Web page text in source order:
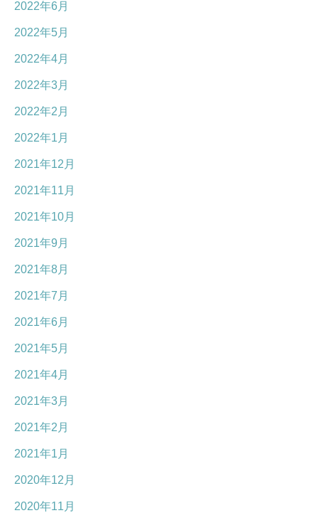
2022年6月
2022年5月
2022年4月
2022年3月
2022年2月
2022年1月
2021年12月
2021年11月
2021年10月
2021年9月
2021年8月
2021年7月
2021年6月
2021年5月
2021年4月
2021年3月
2021年2月
2021年1月
2020年12月
2020年11月